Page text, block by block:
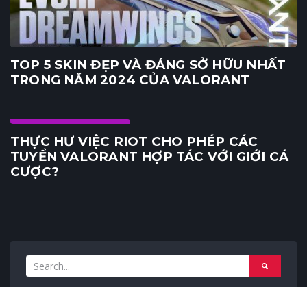
TOP 5 SKIN ĐẸP VÀ ĐÁNG SỞ HỮU NHẤT
TRONG NĂM 2024 CỦA VALORANT
Game PC & Console
THỰC HƯ VIỆC RIOT CHO PHÉP CÁC
TUYỂN VALORANT HỢP TÁC VỚI GIỚI CÁ
CƯỢC?